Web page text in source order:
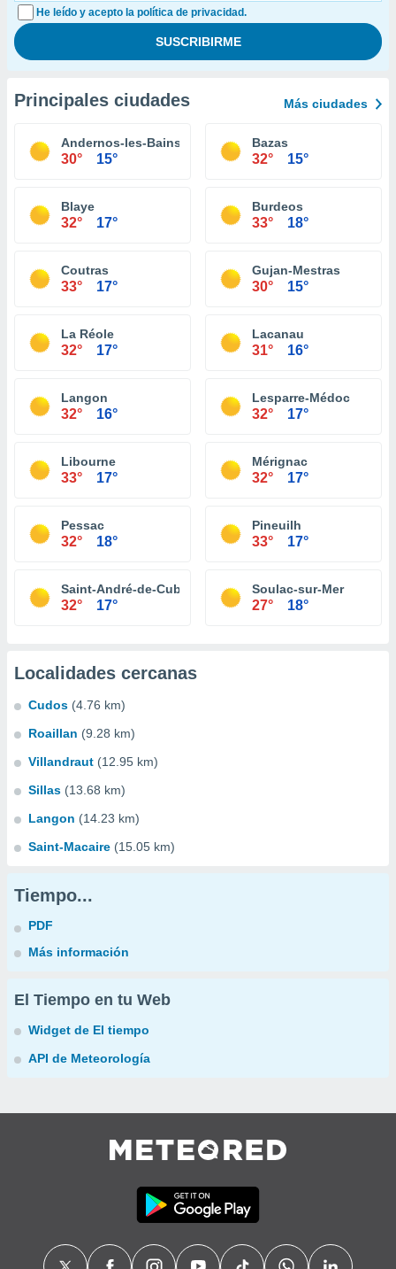
He leído y acepto la política de privacidad.
Principales ciudades Más ciudades
Andernos-les-Bains
30° 15°
Bazas
32° 15°
Blaye
32° 17°
Burdeos
33° 18°
Coutras
33° 17°
Gujan-Mestras
30° 15°
La Réole
32° 17°
Lacanau
31° 16°
Langon
32° 16°
Lesparre-Médoc
32° 17°
Libourne
33° 17°
Mérignac
32° 17°
Pessac
32° 18°
Pineuilh
33° 17°
Saint-André-de-Cubzac
32° 17°
Soulac-sur-Mer
27° 18°
Localidades cercanas
Cudos (4.76 km)
Roaillan (9.28 km)
Villandraut (12.95 km)
Sillas (13.68 km)
Langon (14.23 km)
Saint-Macaire (15.05 km)
Tiempo...
PDF
Más información
El Tiempo en tu Web
Widget de El tiempo
API de Meteorología